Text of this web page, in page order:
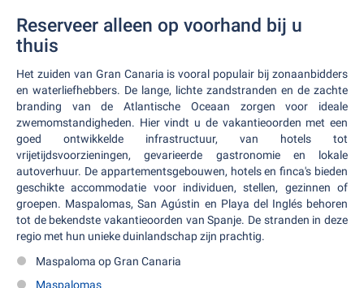
Reserveer alleen op voorhand bij u
thuis
Het zuiden van Gran Canaria is vooral populair bij zonaanbidders
en waterliefhebbers. De lange, lichte zandstranden en de zachte
branding van de Atlantische Oceaan zorgen voor ideale
zwemomstandigheden. Hier vindt u de vakantieoorden met een
goed ontwikkelde infrastructuur, van hotels tot
vrijetijdsvoorzieningen, gevarieerde gastronomie en lokale
autoverhuur. De appartementsgebouwen, hotels en finca's bieden
geschikte accommodatie voor individuen, stellen, gezinnen of
groepen. Maspalomas, San Agústin en Playa del Inglés behoren
tot de bekendste vakantieoorden van Spanje. De stranden in deze
regio met hun unieke duinlandschap zijn prachtig.
Maspaloma op Gran Canaria
Maspalomas